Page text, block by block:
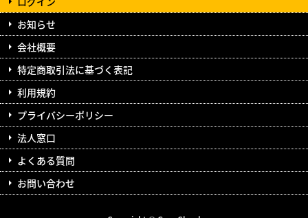
お知らせ
会社概要
特定商取引法に基づく表記
利用規約
プライバシーポリシー
法人窓口
よくある質問
お問い合わせ